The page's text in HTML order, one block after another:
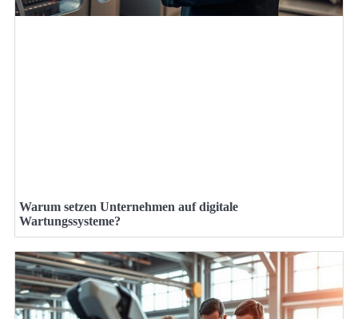
Warum setzen Unternehmen auf digitale
Wartungssysteme?